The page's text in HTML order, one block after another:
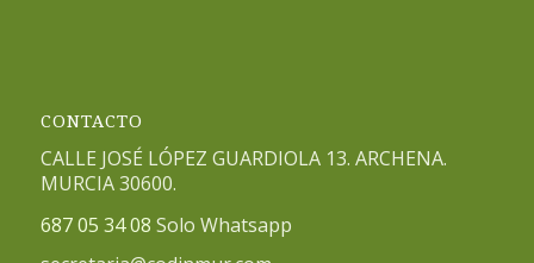
CONTACTO
CALLE JOSÉ LÓPEZ GUARDIOLA 13. ARCHENA.
MURCIA 30600.
687 05 34 08 Solo Whatsapp